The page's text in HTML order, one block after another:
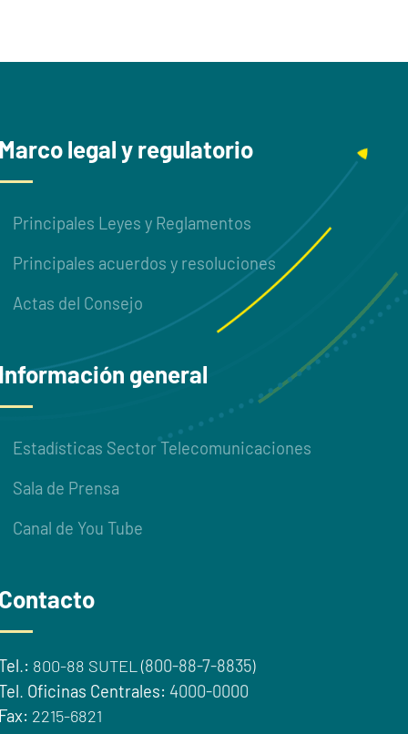
legal y regulatorio
Principales Leyes y Reglamentos
Principales acuerdos y resoluciones
Actas del Consejo
general
Estadísticas Sector Telecomunicaciones
Sala de Prensa
Canal de You Tube
.: 800-88 SUTEL (800-88-7-8835)
. Oficinas Centrales: 4000-0000
2215-6821